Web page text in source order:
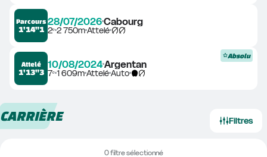
Parcours
1'14"1
28/07/2026Cabourg
2ᵉ2 750mAttelé
Attelé
1'13"3
10/08/2024Argentan
7ᵉ1 609mAtteléAuto
Absolu
CARRIÈRE Filtres
0 filtre sélectionné